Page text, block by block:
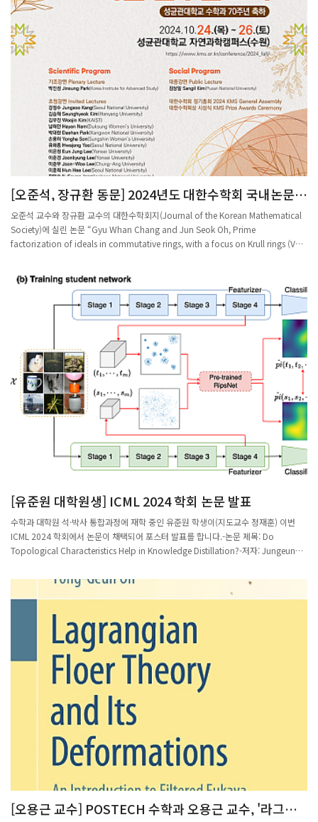
governed by reaction networks with specific structural conditions. We show
that for such networks, Turing instability cannot occur, regardless of the
chosen reaction rates or diffusion coefficients.이 연구는 Reaction Network 의
구조적 특성을 사용하여 Turing Pattern의 형성을 설명하는 것을 목표로 합니다.
Turing Pattern 의 형성은 parameter과 확산 계수에 크게 의존하는데, 이 연구에서는
Reaction Network Theory 의 몇 가지 특성을 사용하여 해당 조건 내에서 Turing
instability가 발생하지 않음을 보입니다.
[오준석, 장규환 동문] 2024년도 대한수학회 국내논문상
수상
오준석 교수와 장규환 교수의 대한수학회지(Journal of the Korean Mathematical
Society)에 실린 논문 “Gyu Whan Chang and Jun Seok Oh, Prime
factorization of ideals in commutative rings, with a focus on Krull rings (Vol.
이디얼 정역(PID), 유일인수분해 정역(UFD), Dedekind 정역, π-정역, Krull 정역 등으
로 일반화되었으며, Krull 정역을 제외한 나머지 정역들은 두 가지 방법으로 영인자를
가진 가환환(commutative rings with zero divisors)으로 확장되었다. 본 논문은
Krull 정역을 영인자를 가진 가환환으로 확장하고 아이디얼의 인수분해 성질을 연구한
결과로 가환환의 인수분해 연구에 크게 기여하였다.<오준석 교수 약력>2019
University of Graz 이학박사(가환대수)2015 POSTECH 이학석사(대수학)2013 인
천대학교 이학사(수학)2021~현재 제주대학교 조교수 <장규환 교수 약력>1999
POSTECH 이학박사(가환대수)1996 POSTECH 이학석사(가환대수)1994 강원대학
교 이학사(수학)2002~현재 인천대학교 조교수, 부교수, 교수
[유준원 대학원생] ICML 2024 학회 논문 발표
수학과 대학원 석·박사 통합과정에 재학 중인 유준원 학생이(지도교수 정재훈) 이번
ICML 2024 학회에서 논문이 채택되어 포스터 발표를 합니다.-논문 제목: Do
Topological Characteristics Help in Knowledge Distillation?-저자: Jungeun
증류(Knowledge Distillation, KD)는 큰 (교사)에서 작은 (학생) 네트워크로 지식을
전달하는 것을 목표로 합니다. 선행 연구에서는 지식으로 특징 벡터들의 점 대 점 또는
달하는 데 어려움을 겪고 있습니다. 이 연구에서는 문제를 해결하기 위해 지식으로 잠
재 공간의 전역 위상을 전달하는 TopKD라는 새로운 KD 방법을 제안합니다.학회 일정
은 2024년 7월 21일~27일까지이며 발표는 7월 25일 Messe Wien Exhibition
Congress Center, Vienna, Austria에서 진행됩니다.
[오용근 교수] POSTECH 수학과 오용근 교수, '라그랑